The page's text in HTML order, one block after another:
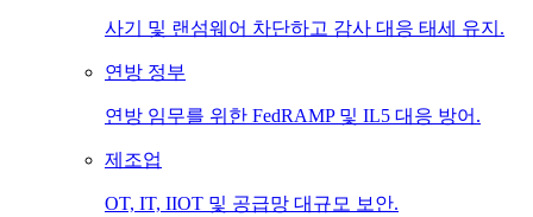
사기 및 랜섬웨어 차단하고 감사 대응 태세 유지.
연방 정부
연방 임무를 위한 FedRAMP 및 IL5 대응 방어.
제조업
OT, IT, IIOT 및 공급망 대규모 보안.